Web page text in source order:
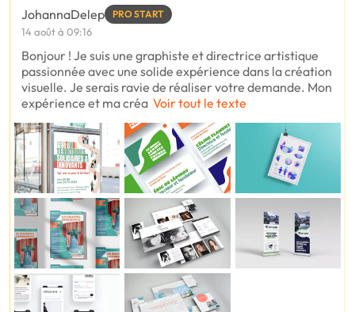
JohannaDelep PRO START
14 août à 09:16
Bonjour ! Je suis une graphiste et directrice artistique
passionnée avec une solide expérience dans la création
visuelle. Je serais ravie de réaliser votre demande. Mon
expérience et ma créa Voir tout le texte